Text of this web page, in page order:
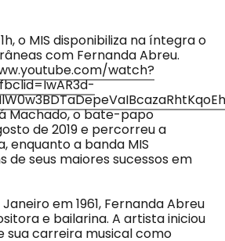
o MIS disponibiliza na íntegra o
com Fernanda Abreu.
watch?
Machado, o bate-papo
de 2019 e percorreu a
enquanto a banda MIS
de seus maiores sucessos em
em 1961, Fernanda Abreu
e bailarina. A artista iniciou
sua carreira musical como